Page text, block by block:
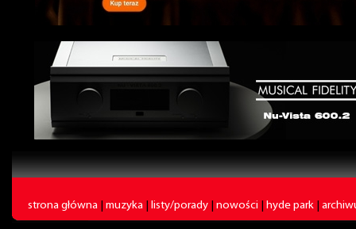
strona główna muzyka listy/porady nowości hyde park